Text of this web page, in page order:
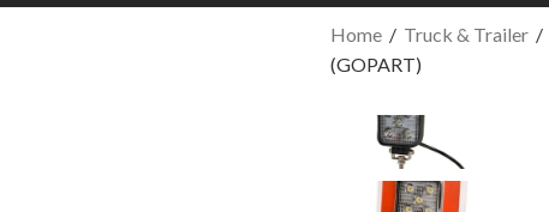
Home / Truck & Trailer /
(GOPART)